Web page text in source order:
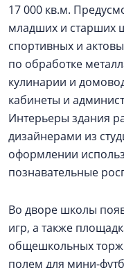
17 000 кв.м.
младших и старших
спортивных и
по обработке
кулинарии и
кабинеты и
Интерьеры здания
дизайнерами из
оформлении
познавательные
Во дворе школы
игр, а также
общешкольных
полем для мини-